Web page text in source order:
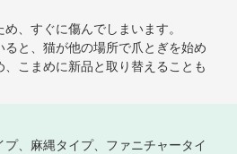
、すぐに傷んでしまいます。
と、猫が他の場所で爪とぎを始め
こまめに新品と取り替えることも
、麻縄タイプ、ファニチャータイ